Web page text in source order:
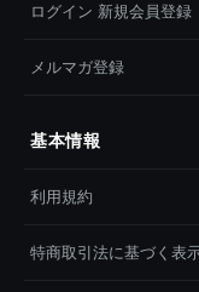
ログイン 新規会員登録
メルマガ登録
基本情報
利用規約
特商取引法に基づく表